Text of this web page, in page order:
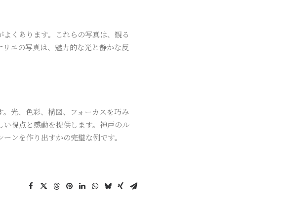
くあります。これらの写真は、観る
エの写真は、魅力的な光と静かな反
光、色彩、構図、フォーカスを巧み
視点と感動を提供します。神戸のル
ンを作り出すかの完璧な例です。